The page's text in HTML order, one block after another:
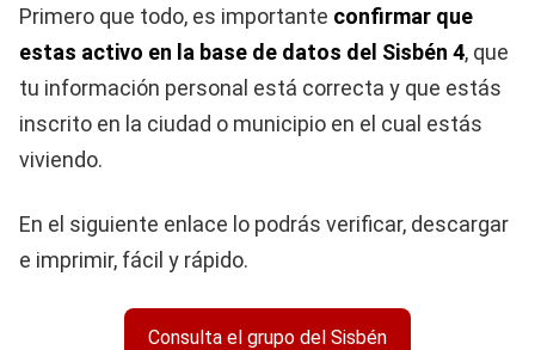
Primero que todo, es importante confirmar que
estas activo en la base de datos del Sisbén 4, que
tu información personal está correcta y que estás
inscrito en la ciudad o municipio en el cual estás
viviendo.
En el siguiente enlace lo podrás verificar, descargar
e imprimir, fácil y rápido.
Consulta el grupo del Sisbén